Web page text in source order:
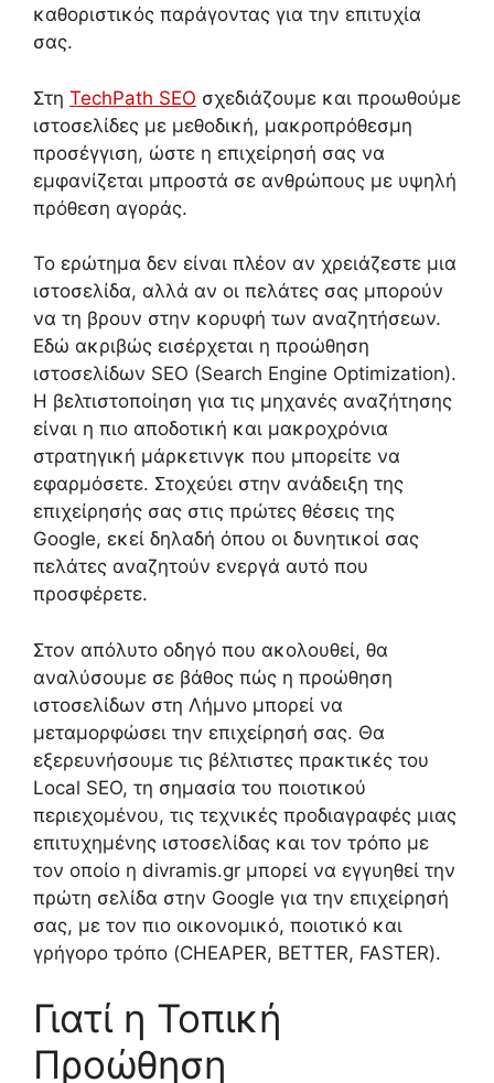
καθοριστικός παράγοντας για την επιτυχία
σας.
Στη TechPath SEO σχεδιάζουμε και προωθούμε
ιστοσελίδες με μεθοδική, μακροπρόθεσμη
προσέγγιση, ώστε η επιχείρησή σας να
εμφανίζεται μπροστά σε ανθρώπους με υψηλή
πρόθεση αγοράς.
Το ερώτημα δεν είναι πλέον αν χρειάζεστε μια
ιστοσελίδα, αλλά αν οι πελάτες σας μπορούν
να τη βρουν στην κορυφή των αναζητήσεων.
Εδώ ακριβώς εισέρχεται η προώθηση
ιστοσελίδων SEO (Search Engine Optimization).
Η βελτιστοποίηση για τις μηχανές αναζήτησης
είναι η πιο αποδοτική και μακροχρόνια
στρατηγική μάρκετινγκ που μπορείτε να
εφαρμόσετε. Στοχεύει στην ανάδειξη της
επιχείρησής σας στις πρώτες θέσεις της
Google, εκεί δηλαδή όπου οι δυνητικοί σας
πελάτες αναζητούν ενεργά αυτό που
προσφέρετε.
Στον απόλυτο οδηγό που ακολουθεί, θα
αναλύσουμε σε βάθος πώς η προώθηση
ιστοσελίδων στη Λήμνο μπορεί να
μεταμορφώσει την επιχείρησή σας. Θα
εξερευνήσουμε τις βέλτιστες πρακτικές του
Local SEO, τη σημασία του ποιοτικού
περιεχομένου, τις τεχνικές προδιαγραφές μιας
επιτυχημένης ιστοσελίδας και τον τρόπο με
τον οποίο η divramis.gr μπορεί να εγγυηθεί την
πρώτη σελίδα στην Google για την επιχείρησή
σας, με τον πιο οικονομικό, ποιοτικό και
γρήγορο τρόπο (CHEAPER, BETTER, FASTER).
Γιατί η Τοπική
Προώθηση